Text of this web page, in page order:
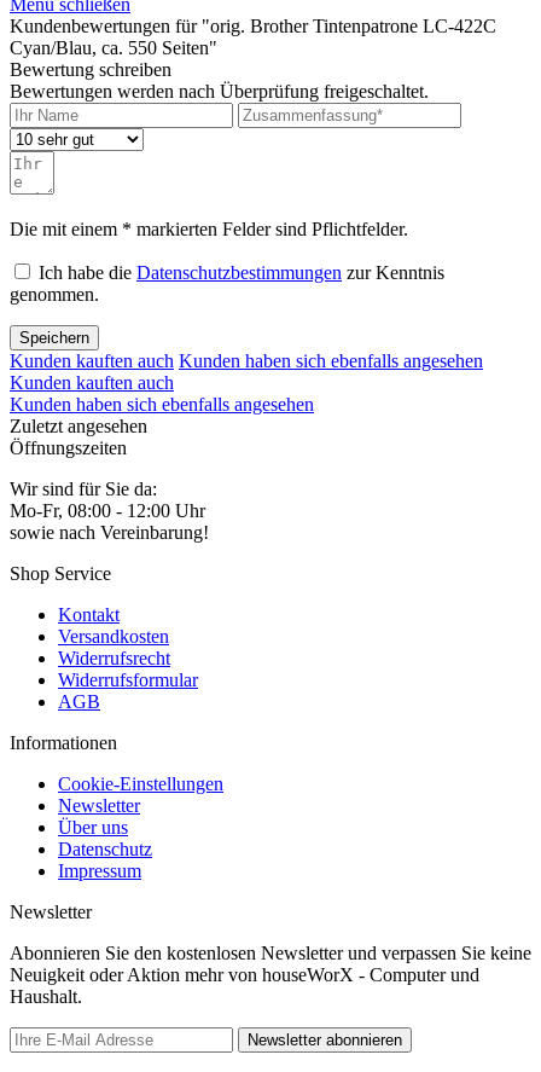
Kundenbewertungen für "orig. Brother Tintenpatrone LC-422C
Cyan/Blau, ca. 550 Seiten"
Bewertung schreiben
Bewertungen werden nach Überprüfung freigeschaltet.
Die mit einem * markierten Felder sind Pflichtfelder.
Ich habe die Datenschutzbestimmungen zur Kenntnis
genommen.
Speichern
Kunden kauften auch Kunden haben sich ebenfalls angesehen
Kunden kauften auch
Kunden haben sich ebenfalls angesehen
Zuletzt angesehen
Öffnungszeiten
Wir sind für Sie da:
Mo-Fr, 08:00 - 12:00 Uhr
sowie nach Vereinbarung!
Shop Service
Kontakt
Versandkosten
Widerrufsrecht
Widerrufsformular
AGB
Informationen
Cookie-Einstellungen
Newsletter
Über uns
Datenschutz
Impressum
Newsletter
Abonnieren Sie den kostenlosen Newsletter und verpassen Sie keine
Neuigkeit oder Aktion mehr von houseWorX - Computer und
Haushalt.
Newsletter abonnieren